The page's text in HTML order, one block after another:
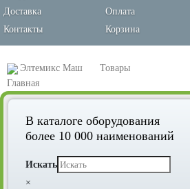
Доставка
Оплата
Контакты
Корзина
Элтемикс Маш Товары
Оборудование для производства
Листы и противни для пекарного шкафа
Лист для пекарного шкафа
В каталоге оборудования
более 10 000 наименований
Искать
×